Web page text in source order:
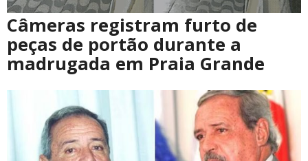
Câmeras registram furto de
peças de portão durante a
madrugada em Praia Grande